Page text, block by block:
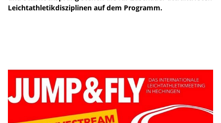
Leichtathletikdisziplinen auf dem Programm.